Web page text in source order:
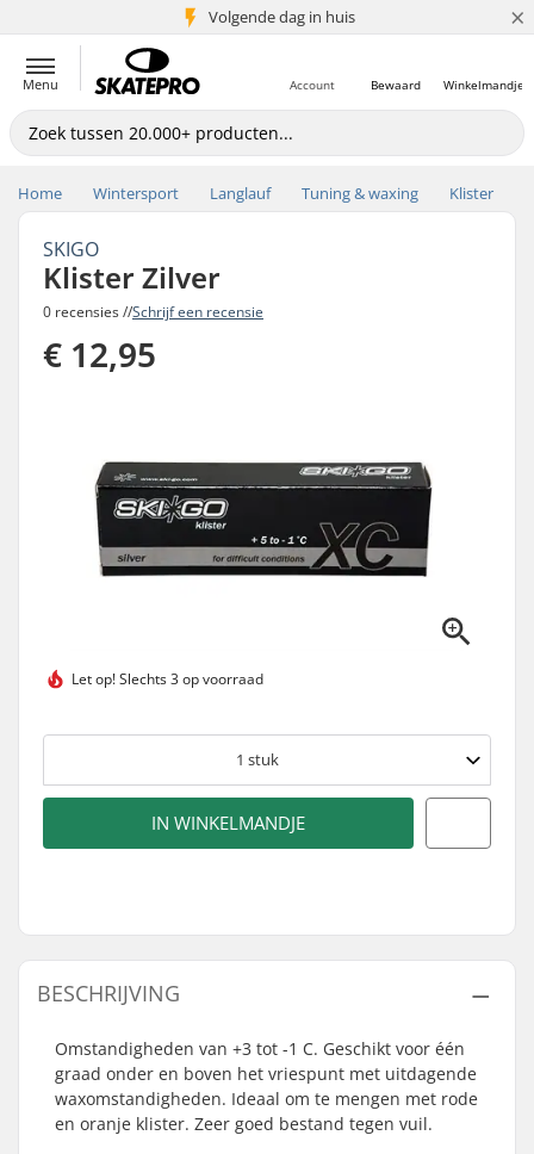
Volgende dag in huis
5+ mln. klanten ×
Menu Winkelmandje
Bewaard
Account
Home Wintersport Langlauf Tuning & waxing Klister
SKIGO
Klister Zilver
0 recensies //Schrijf een recensie
€ 12,95
Let op!Slechts 3 op voorraad
1 stuk
IN WINKELMANDJE
BESCHRIJVING
Omstandigheden van +3 tot -1 C. Geschikt voor één
graad onder en boven het vriespunt met uitdagende
waxomstandigheden. Ideaal om te mengen met rode
en oranje klister. Zeer goed bestand tegen vuil.